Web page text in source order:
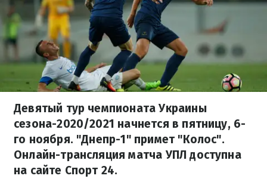
Девятый тур чемпионата Украины
сезона-2020/2021 начнется в пятницу, 6-
го ноября. "Днепр-1" примет "Колос".
Онлайн-трансляция матча УПЛ доступна
на сайте Спорт 24.